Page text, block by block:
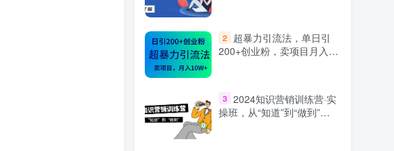
工作也轻松了！
2
超暴力引流法，单日引
200+创业粉，卖项目月入10
3 2024知识营销训练营·实
操班，从“知道”到“做到”